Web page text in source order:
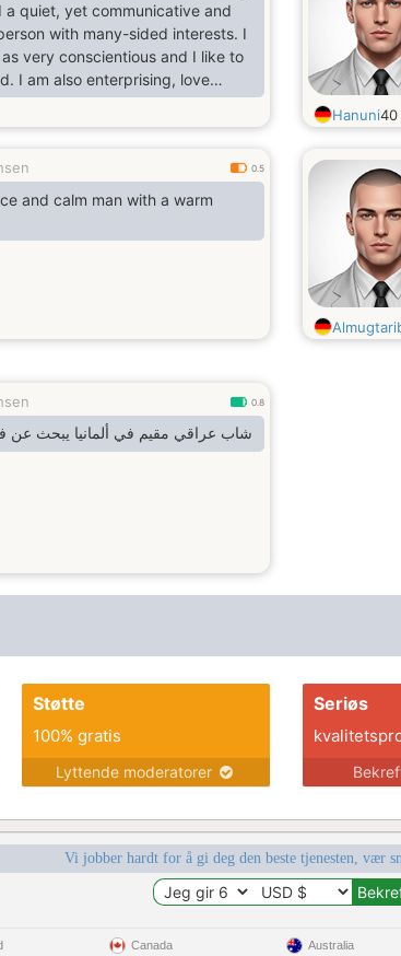
a quiet, yet communicative and
with many-sided interests. I
very conscientious and I like to
I am also enterprising, love
and love having children
Hanuni40
0.5
and calm man with a warm
0.8
شاب عراقي مقيم في ألمانيا يبحث عن
Støtte
100% gratis
Lyttende moderatorer
Seriøs
Vi jobber hardt for å gi deg den beste tjenesten, vær
Canada Australia